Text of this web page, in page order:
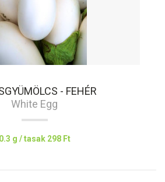
- FEHÉR
White Egg
0.3 g / tasak 298 Ft